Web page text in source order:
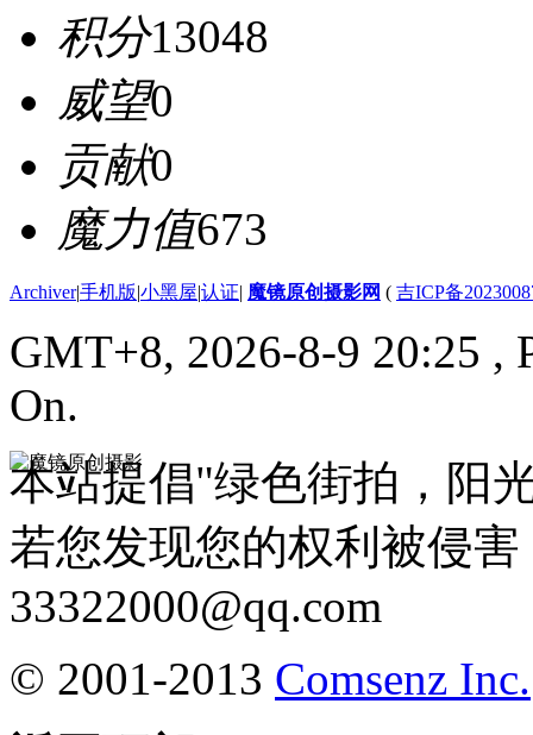
积分13048
威望0
贡献0
魔力值673
Archiver|手机版|小黑屋|认证| 魔镜原创摄影网 ( 吉ICP备
GMT+8, 2026-8-9 20:25 ,
On.
本站提倡"绿色街拍，阳
若您发现您的权利被侵
33322000@qq.com
© 2001-2013 Comsenz Inc.